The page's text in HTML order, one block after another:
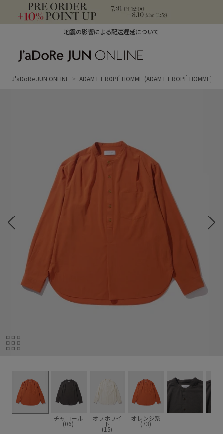
地震の影響による配送遅延について
ン オンライン）
J'aDoRe JUN ONLINE ADAM ET ROPÉ HOMME (ADAM ET ROPÉ HOMME)
チャコール
(06)
オフホワイ
ト
(15)
オレンジ系
(73)